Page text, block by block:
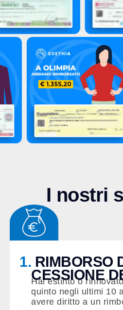
I nostri
1. RIMBORSO
CESSIONE
Hai estinto o
quinto negli ultimi 10
avere diritto a un